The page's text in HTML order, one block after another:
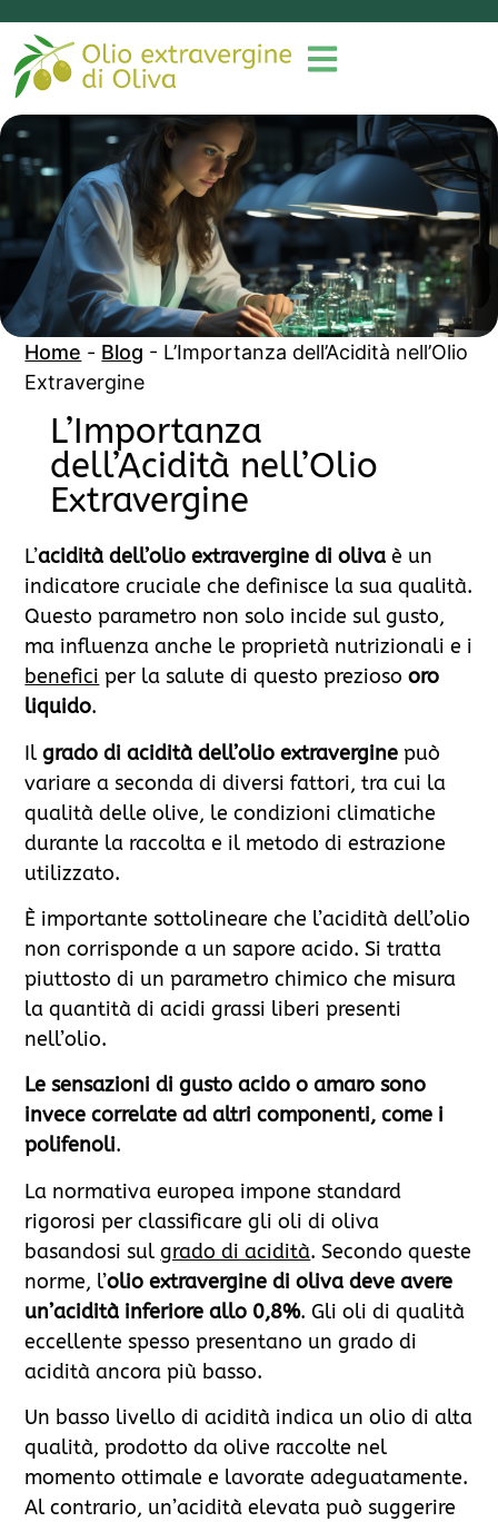
Home - Blog - L’Importanza dell’Acidità nell’Olio
Extravergine
L’Importanza
dell’Acidità nell’Olio
Extravergine
L’acidità dell’olio extravergine di oliva è un
indicatore cruciale che definisce la sua qualità.
Questo parametro non solo incide sul gusto,
ma influenza anche le proprietà nutrizionali e i
benefici per la salute di questo preziosooro
liquido.
Ilgrado di acidità dell’olio extravergine può
variare a seconda di diversi fattori, tra cui la
qualità delle olive, le condizioni climatiche
durante la raccolta e il metodo di estrazione
utilizzato.
È importante sottolineare che l’acidità dell’olio
non corrisponde a un sapore acido. Si tratta
piuttosto di un parametro chimico che misura
la quantità di acidi grassi liberi presenti
nell’olio.
Le sensazioni di gusto acido o amaro sono
invece correlate ad altri componenti, come i
polifenoli.
La normativa europea impone standard
rigorosi per classificare gli oli di oliva
basandosi sulgrado di acidità. Secondo queste
norme, l’olio extravergine di oliva deve avere
un’acidità inferiore allo 0,8%. Gli oli di qualità
eccellente spesso presentano un grado di
acidità ancora più basso.
Un basso livello di acidità indica un olio di alta
qualità, prodotto da olive raccolte nel
momento ottimale e lavorate adeguatamente.
Al contrario, un’acidità elevata può suggerire